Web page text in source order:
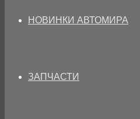
НОВИНКИ АВТОМИРА
ЗАПЧАСТИ